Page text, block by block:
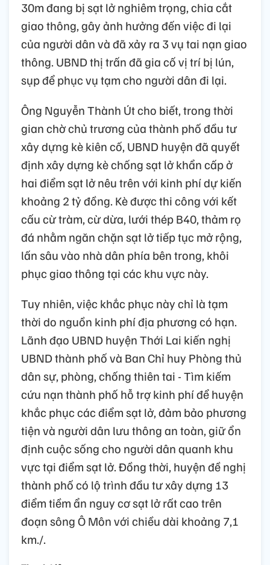
30m đang bị sạt lở nghiêm trọng, chia cắt
giao thông, gây ảnh hưởng đến việc đi lại
của người dân và đã xảy ra 3 vụ tai nạn giao
thông. UBND thị trấn đã gia cố vị trí bị lún,
sụp để phục vụ tạm cho người dân đi lại.
Ông Nguyễn Thành Út cho biết, trong thời
gian chờ chủ trương của thành phố đầu tư
xây dựng kè kiên cố, UBND huyện đã quyết
định xây dựng kè chống sạt lở khẩn cấp ở
hai điểm sạt lở nêu trên với kinh phí dự kiến
khoảng 2 tỷ đồng. Kè được thi công với kết
cấu cừ tràm, cừ dừa, lưới thép B40, thảm rọ
đá nhằm ngăn chặn sạt lở tiếp tục mở rộng,
lấn sâu vào nhà dân phía bên trong, khôi
phục giao thông tại các khu vực này.
Tuy nhiên, việc khắc phục này chỉ là tạm
thời do nguồn kinh phí địa phương có hạn.
Lãnh đạo UBND huyện Thới Lai kiến nghị
UBND thành phố và Ban Chỉ huy Phòng thủ
dân sự, phòng, chống thiên tai - Tìm kiếm
cứu nạn thành phố hỗ trợ kinh phí để huyện
khắc phục các điểm sạt lở, đảm bảo phương
tiện và người dân lưu thông an toàn, giữ ổn
định cuộc sống cho người dân quanh khu
vực tại điểm sạt lở. Đồng thời, huyện đề nghị
thành phố có lộ trình đầu tư xây dựng 13
điểm tiềm ẩn nguy cơ sạt lở rất cao trên
đoạn sông Ô Môn với chiều dài khoảng 7,1
km./.